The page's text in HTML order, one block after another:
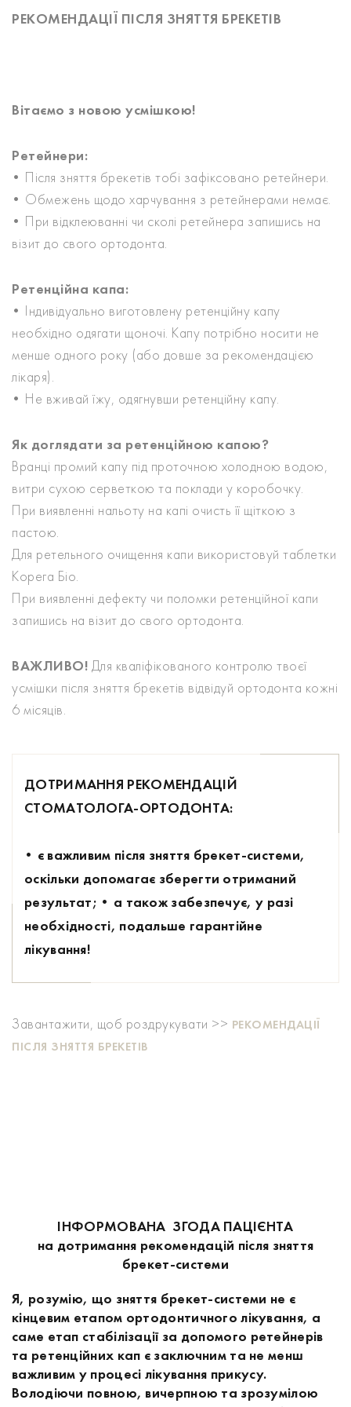
РЕКОМЕНДАЦІЇ ПІСЛЯ ЗНЯТТЯ БРЕКЕТІВ
Вітаємо з новою усмішкою!
Ретейнери:
• Після зняття брекетів тобі зафіксовано ретейнери.
• Обмежень щодо харчування з ретейнерами немає.
• При відклеюванні чи сколі ретейнера запишись на
візит до свого ортодонта.
Ретенційна капа:
• Індивідуально виготовлену ретенційну капу
необхідно одягати щоночі. Капу потрібно носити не
менше одного року (або довше за рекомендацією
лікаря).
• Не вживай їжу, одягнувши ретенційну капу.
Як доглядати за ретенційною капою?
Вранці промий капу під проточною холодною водою,
витри сухою серветкою та поклади у коробочку.
При виявленні нальоту на капі очисть її щіткою з
пастою.
Для ретельного очищення капи використовуй таблетки
Корега Біо.
При виявленні дефекту чи поломки ретенційної капи
запишись на візит до свого ортодонта.
ВАЖЛИВО! Для кваліфікованого контролю твоєї
усмішки після зняття брекетів відвідуй ортодонта кожні
6 місяців.
ДОТРИМАННЯ РЕКОМЕНДАЦІЙ
СТОМАТОЛОГА-ОРТОДОНТА:
• є важливим після зняття брекет-системи,
оскільки допомагає зберегти отриманий
результат; • а також забезпечує, у разі
необхідності, подальше гарантійне
лікування!
Завантажити, щоб роздрукувати >>
РЕКОМЕНДАЦІЇ
ПІСЛЯ ЗНЯТТЯ БРЕКЕТІВ
ІНФОРМОВАНА ЗГОДА ПАЦІЄНТА
на дотримання рекомендацій після зняття
брекет-системи
Я, розумію, що зняття брекет-системи не є
кінцевим етапом ортодонтичного лікування, а
саме етап стабілізації за допомого ретейнерів
та ретенційних кап є заключним та не менш
важливим у процесі лікування прикусу.
Володіючи повною, вичерпною та зрозумілою